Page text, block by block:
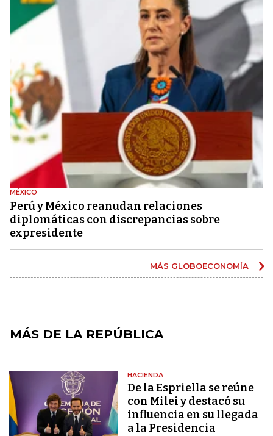
MÉXICO
Perú y México reanudan relaciones
diplomáticas con discrepancias sobre
expresidente
MÁS GLOBOECONOMÍA
MÁS DE LA REPÚBLICA
HACIENDA
De la Espriella se reúne
con Milei y destacó su
influencia en su llegada
a la Presidencia